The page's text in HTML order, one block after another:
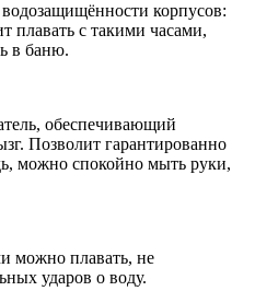
корпусов:
плавать с такими часами,
в баню.
обеспечивающий
Позволит гарантированно
можно спокойно мыть руки,
можно плавать, не
ударов о воду.